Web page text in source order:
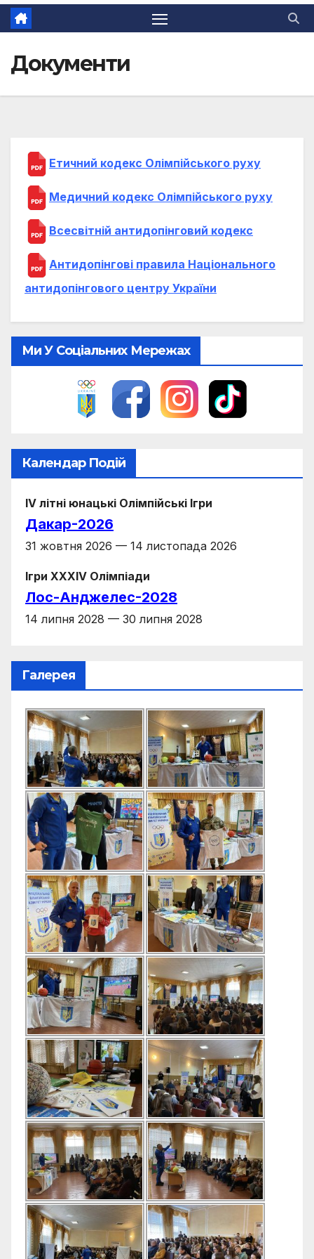
Документи
Етичний кодекс Олімпійського руху
Медичний кодекс Олімпійського руху
Всесвітній антидопінговий кодекс
Антидопінгові правила Національного
антидопінгового центру України
Ми У Соціальних Мережах
Календар Подій
IV літні юнацькі Олімпійські Ігри
Дакар-2026
31 жовтня 2026 — 14 листопада 2026
Ігри XXXIV Олімпіади
Лос-Анджелес-2028
14 липня 2028 — 30 липня 2028
Галерея